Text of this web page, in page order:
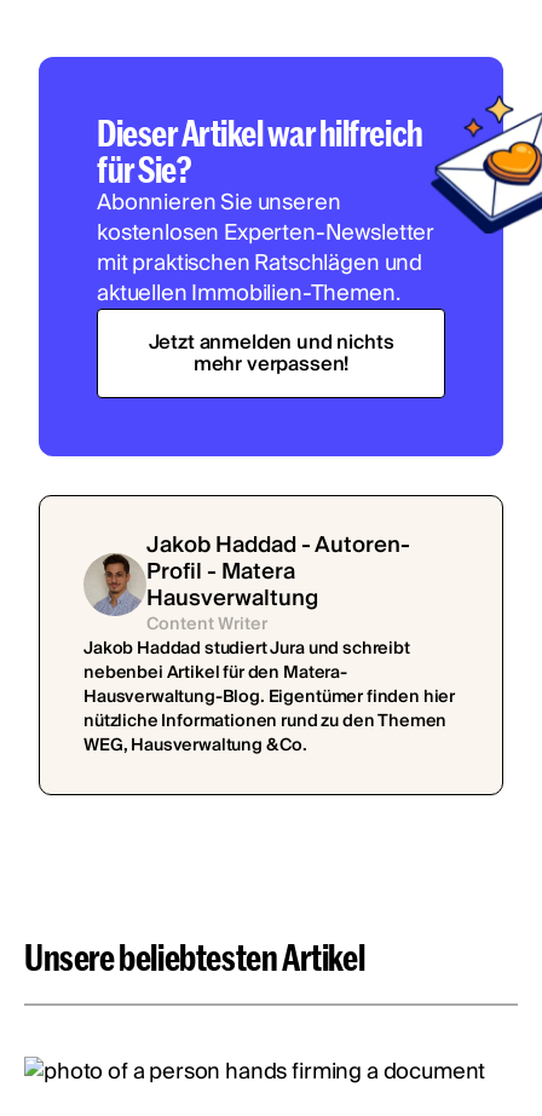
Dieser Artikel war hilfreich
für Sie?
Abonnieren Sie unseren
kostenlosen Experten-Newsletter
mit praktischen Ratschlägen und
aktuellen Immobilien-Themen.
Jetzt anmelden und nichts
mehr verpassen!
Jakob Haddad - Autoren-
Profil - Matera
Hausverwaltung
Content Writer
Jakob Haddad studiert Jura und schreibt
nebenbei Artikel für den Matera-
Hausverwaltung-Blog. Eigentümer finden hier
nützliche Informationen rund zu den Themen
WEG, Hausverwaltung & Co.
Unsere beliebtesten Artikel